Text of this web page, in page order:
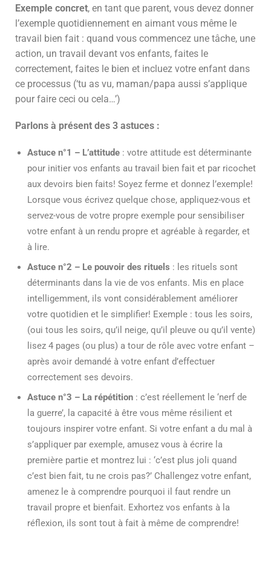
Exemple concret, en tant que parent, vous devez donner
l’exemple quotidiennement en aimant vous même le
travail bien fait : quand vous commencez une tâche, une
action, un travail devant vos enfants, faites le
correctement, faites le bien et incluez votre enfant dans
ce processus (‘tu as vu, maman/papa aussi s’applique
pour faire ceci ou cela…’)
Parlons à présent des 3 astuces :
Astuce n°1 – L’attitude : votre attitude est déterminante
pour initier vos enfants au travail bien fait et par ricochet
aux devoirs bien faits! Soyez ferme et donnez l’exemple!
Lorsque vous écrivez quelque chose, appliquez-vous et
servez-vous de votre propre exemple pour sensibiliser
votre enfant à un rendu propre et agréable à regarder, et
à lire.
Astuce n°2 – Le pouvoir des rituels : les rituels sont
déterminants dans la vie de vos enfants. Mis en place
intelligemment, ils vont considérablement améliorer
votre quotidien et le simplifier! Exemple : tous les soirs,
(oui tous les soirs, qu’il neige, qu’il pleuve ou qu’il vente)
lisez 4 pages (ou plus) a tour de rôle avec votre enfant –
après avoir demandé à votre enfant d’effectuer
correctement ses devoirs.
Astuce n°3 – La répétition : c’est réellement le ‘nerf de
la guerre’, la capacité à être vous même résilient et
toujours inspirer votre enfant. Si votre enfant a du mal à
s’appliquer par exemple, amusez vous à écrire la
première partie et montrez lui : ‘c’est plus joli quand
c’est bien fait, tu ne crois pas?’ Challengez votre enfant,
amenez le à comprendre pourquoi il faut rendre un
travail propre et bienfait. Exhortez vos enfants à la
réflexion, ils sont tout à fait à même de comprendre!